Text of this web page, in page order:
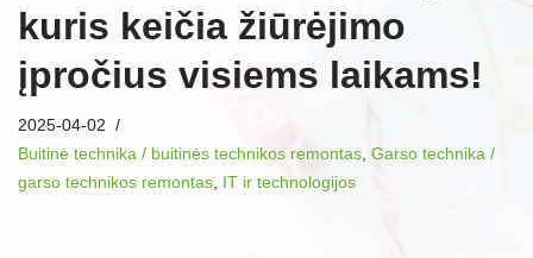
kuris keičia žiūrėjimo
įpročius visiems laikams!
2025-04-02
Buitinė technika / buitinės technikos remontas Garso technika /
garso technikos remontas IT ir technologijos